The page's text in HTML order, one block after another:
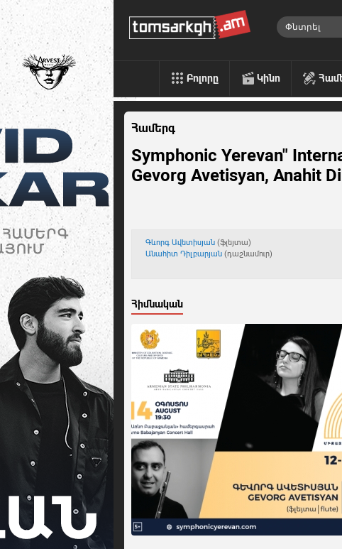
Բոլորը Կինո
Համերգ
Symphonic Yerevan"
Gevorg Avetisyan, Anahit
Գևորգ Ավետիսյան (ֆլեյտա)
Անահիտ Դիլբարյան (դաշնամուր)
Հիմնական